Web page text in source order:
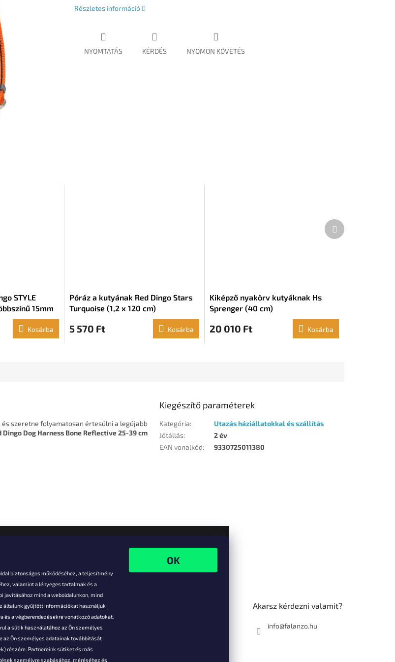
biztonságos működéséhez, a teljesítmény
valamint a lényeges tartalmak és a
javításához mind a weboldalunkon, mind
általunk gyűjtött információkat használjuk
és a végberendezésekre vonatkozó adatokat.
a sütik használatához az Ön személyes
az Ön személyes adatainak továbbítását
részére. Partnereink sütiket és más
személyre szabásához, méréséhez és
Részletes információ
NYOMTATÁS KÉRDÉS NYOMON KÖVETÉS
STYLE
15mm
Kosárba
Póráz a kutyának Red Dingo Stars
Turquoise (1,2 x 120 cm)
5 570 Ft Kosárba
Kiképző nyakörv kutyáknak Hs
Sprenger (40 cm)
20 010 Ft Kosárba
Következő
termék
szeretne folyamatosan értesülni a legújabb
Dingo Dog Harness Bone Reflective 25-39 cm
Kiegészítő paraméterek
Kategória:
Utazás háziállatokkal és szállítás
Jótállás:
2 év
EAN vonalkód: 9330725011380
Akarsz kérdezni valamit?
info@falanzo.hu